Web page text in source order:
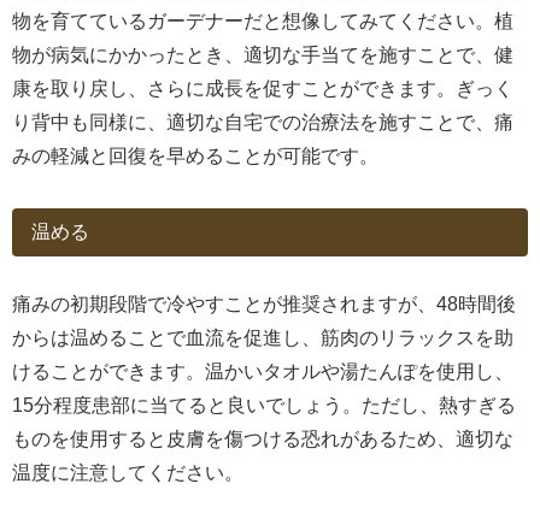
物を育てているガーデナーだと想像してみてください。植
物が病気にかかったとき、適切な手当てを施すことで、健
康を取り戻し、さらに成長を促すことができます。ぎっく
り背中も同様に、適切な自宅での治療法を施すことで、痛
みの軽減と回復を早めることが可能です。
温める
痛みの初期段階で冷やすことが推奨されますが、48時間後
からは温めることで血流を促進し、筋肉のリラックスを助
けることができます。温かいタオルや湯たんぽを使用し、
15分程度患部に当てると良いでしょう。ただし、熱すぎる
ものを使用すると皮膚を傷つける恐れがあるため、適切な
温度に注意してください。